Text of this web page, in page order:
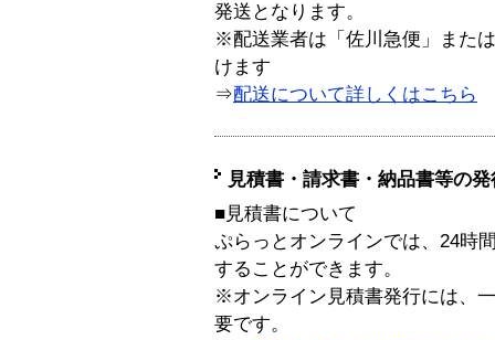
発送となります。
※配送業者は「佐川急便」また
けます
⇒配送について詳しくはこちら
見積書・請求書・納品書等の
■見積書について
ぷらっとオンラインでは、24時
することができます。
※オンライン見積書発行には、
要です。